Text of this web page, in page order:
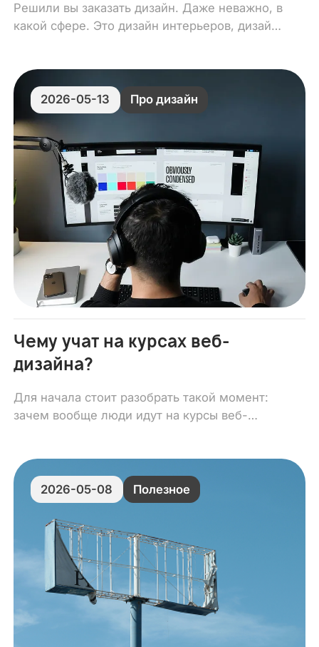
Решили вы заказать дизайн. Даже неважно, в
какой сфере. Это дизайн интерьеров, дизайн
2026-05-13 Про дизайн
Чему учат на курсах веб-
дизайна?
Для начала стоит разобрать такой момент:
зачем вообще люди идут на курсы веб-
2026-05-08 Полезное